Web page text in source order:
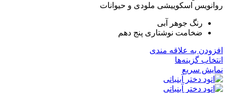
روانویس اسکوییشی ملودی و حیوانات
رنگ جوهر آبی
ضخامت نوشتاری پنج دهم
افزودن به علاقه مندی
انتخاب گزینه‌ها
نمایش سریع